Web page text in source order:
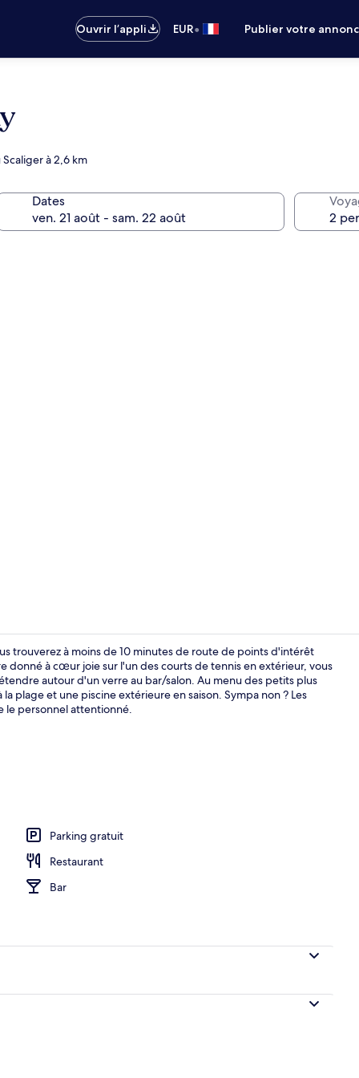
Ouvrir l’appli
EUR• Publier votre
à 2,6 km
Dates
Piscine
trouverez à moins de 10 minutes de route de points d'intérêt
donné à cœur joie sur l'un des courts de tennis en extérieur, vous
autour d'un verre au bar/salon. Au menu des petits plus
plage et une piscine extérieure en saison. Sympa non ? Les
le personnel attentionné.
Parking gratuit
Restaurant
Bar